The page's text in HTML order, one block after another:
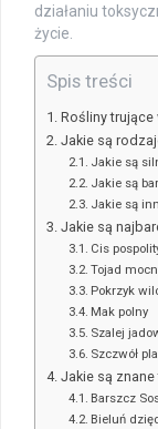
działaniu
życie.
Spis treści
Rośliny trujące
Jakie są
Jakie są
Jakie są
Jakie są
Jakie są
Cis
Tojad
Pokrzyk
Mak polny
Szalej
Szczwół
Jakie są
Barszcz
Bieluń